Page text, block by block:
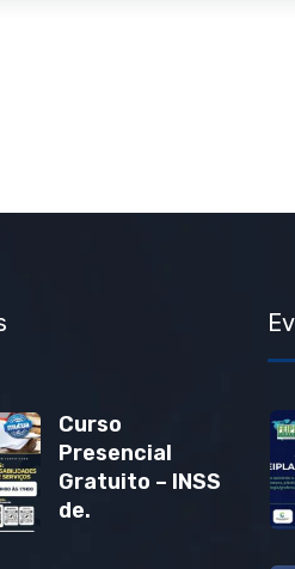
Curso
Presencial
Gratuito – INSS
de.